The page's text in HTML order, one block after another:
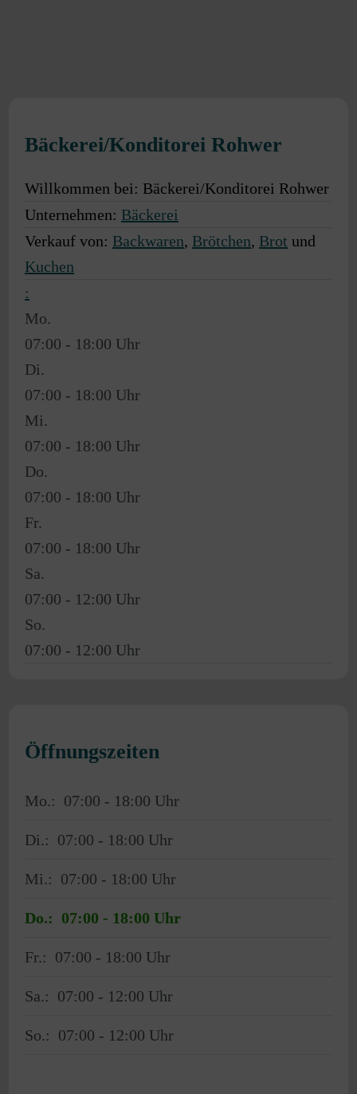
Bäckerei/Konditorei Rohwer
Willkommen bei: Bäckerei/Konditorei Rohwer
Unternehmen: Bäckerei
Verkauf von: Backwaren, Brötchen, Brot und
Kuchen
:
Mo.
07:00 - 18:00
Di.
07:00 - 18:00
Mi.
07:00 - 18:00
Do.
07:00 - 18:00
Fr.
07:00 - 18:00
Sa.
07:00 - 12:00
So.
07:00 - 12:00
Öffnungszeiten
Mo.: 07:00 - 18:00
Di.: 07:00 - 18:00
Mi.: 07:00 - 18:00
Do.: 07:00 - 18:00
Fr.: 07:00 - 18:00
Sa.: 07:00 - 12:00
So.: 07:00 - 12:00